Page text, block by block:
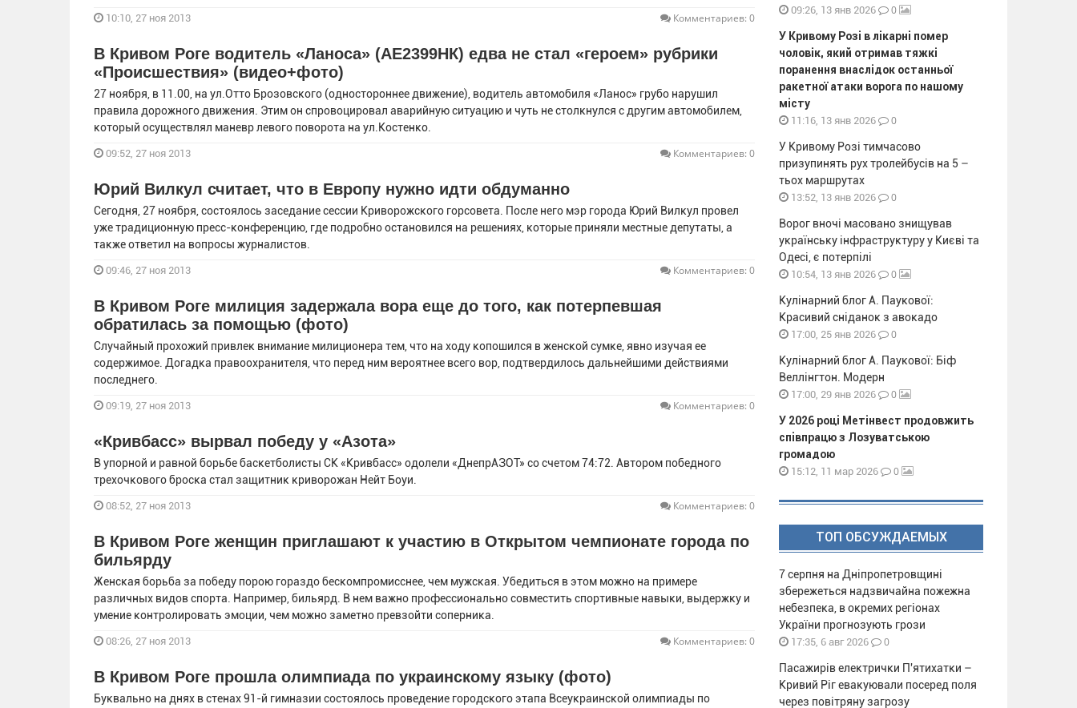
10:10, 27 ноя 2013 Комментариев: 0
В Кривом Роге водитель «Ланоса» (АЕ2399НК) едва не стал «героем» рубрики
«Происшествия» (видео+фото)
27 ноября, в 11.00, на ул.Отто Брозовского (одностороннее движение), водитель автомобиля «Ланос» грубо нарушил
правила дорожного движения. Этим он спровоцировал аварийную ситуацию и чуть не столкнулся с другим автомобилем,
который осуществлял маневр левого поворота на ул.Костенко.
09:52, 27 ноя 2013 Комментариев: 0
Юрий Вилкул считает, что в Европу нужно идти обдуманно
Сегодня, 27 ноября, состоялось заседание сессии Криворожского горсовета. После него мэр города Юрий Вилкул провел
уже традиционную пресс-конференцию, где подробно остановился на решениях, которые приняли местные депутаты, а
также ответил на вопросы журналистов.
09:46, 27 ноя 2013 Комментариев: 0
В Кривом Роге милиция задержала вора еще до того, как потерпевшая
обратилась за помощью (фото)
Случайный прохожий привлек внимание милиционера тем, что на ходу копошился в женской сумке, явно изучая ее
содержимое. Догадка правоохранителя, что перед ним вероятнее всего вор, подтвердилось дальнейшими действиями
последнего.
09:19, 27 ноя 2013 Комментариев: 0
«Кривбасс» вырвал победу у «Азота»
В упорной и равной борьбе баскетболисты СК «Кривбасс» одолели «ДнепрАЗОТ» со счетом 74:72. Автором победного
трехочкового броска стал защитник криворожан Нейт Боуи.
08:52, 27 ноя 2013 Комментариев: 0
В Кривом Роге женщин приглашают к участию в Открытом чемпионате города по
бильярду
Женская борьба за победу порою гораздо бескомпромисснее, чем мужская. Убедиться в этом можно на примере
различных видов спорта. Например, бильярд. В нем важно профессионально совместить спортивные навыки, выдержку и
умение контролировать эмоции, чем можно заметно превзойти соперника.
08:26, 27 ноя 2013 Комментариев: 0
В Кривом Роге прошла олимпиада по украинскому языку (фото)
Буквально на днях в стенах 91-й гимназии состоялось проведение городского этапа Всеукраинской олимпиады по
09:26, 13 янв 2026 0
У Кривому Розі в лікарні помер
чоловік, який отримав тяжкі
поранення внаслідок останньої
ракетної атаки ворога по нашому
місту
11:16, 13 янв 2026 0
У Кривому Розі тимчасово
призупинять рух тролейбусів на 5 –
тьох маршрутах
13:52, 13 янв 2026 0
Ворог вночі масовано знищував
українську інфраструктуру у Києві та
Одесі, є потерпілі
10:54, 13 янв 2026 0
Кулінарний блог А. Паукової:
Красивий сніданок з авокадо
17:00, 25 янв 2026 0
Кулінарний блог А. Паукової: Біф
Веллінгтон. Модерн
17:00, 29 янв 2026 0
У 2026 році Метінвест продовжить
співпрацю з Лозуватською
громадою
15:12, 11 мар 2026 0
ТОП ОБСУЖДАЕМЫХ
7 серпня на Дніпропетровщині
збережеться надзвичайна пожежна
небезпека, в окремих регіонах
України прогнозують грози
17:35, 6 авг 2026 0
Пасажирів електрички П'ятихатки –
Кривий Ріг евакуювали посеред поля
через повітряну загрозу